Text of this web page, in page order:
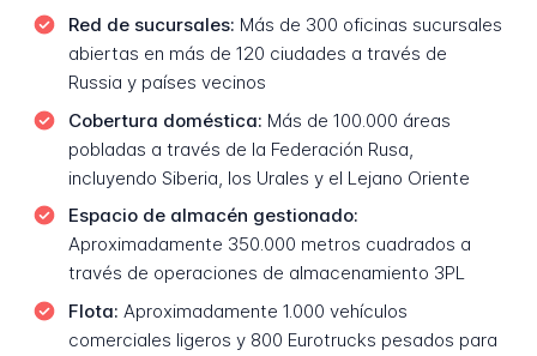
Red de sucursales: Más de 300 oficinas sucursales
abiertas en más de 120 ciudades a través de
Russia y países vecinos
Cobertura doméstica: Más de 100.000 áreas
pobladas a través de la Federación Rusa,
incluyendo Siberia, los Urales y el Lejano Oriente
Espacio de almacén gestionado:
Aproximadamente 350.000 metros cuadrados a
través de operaciones de almacenamiento 3PL
Flota: Aproximadamente 1.000 vehículos
comerciales ligeros y 800 Eurotrucks pesados para